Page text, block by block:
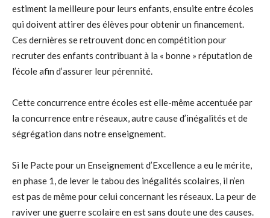
estiment la meilleure pour leurs enfants, ensuite entre écoles
qui doivent attirer des élèves pour obtenir un financement.
Ces dernières se retrouvent donc en compétition pour
recruter des enfants contribuant à la « bonne » réputation de
l’école afin d’assurer leur pérennité.
Cette concurrence entre écoles est elle-même accentuée par
la concurrence entre réseaux, autre cause d’inégalités et de
ségrégation dans notre enseignement.
Si le Pacte pour un Enseignement d’Excellence a eu le mérite,
en phase 1, de lever le tabou des inégalités scolaires, il n’en
est pas de même pour celui concernant les réseaux. La peur de
raviver une guerre scolaire en est sans doute une des causes.